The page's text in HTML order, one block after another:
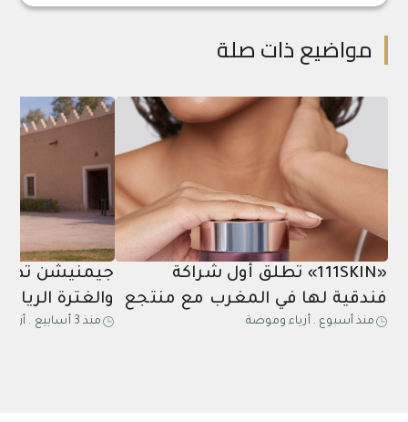
مواضيع ذات صلة
«111SKIN» تطلق أول شراكة
فندقية لها في المغرب مع منتجع
مازاغان
منذ أسبوع . أزياء وموضة
جيمنيشن
والغترة
عشاق
منذ 3 أسابيع .